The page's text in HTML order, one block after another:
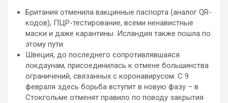
Британия отменила вакцинные паспорта (аналог QR-
кодов), ПЦР-тестирование, всеми ненавистные
маски и даже карантины. Исландия также пошла по
этому пути.
Швеция, до последнего сопротивлявшаяся
локдаунам, присоединилась к отмене большинства
ограничений, связанных с коронавирусом. С 9
февраля здесь борьба вступит в новую фазу – в
Стокгольме отменят правило по поводу закрытия